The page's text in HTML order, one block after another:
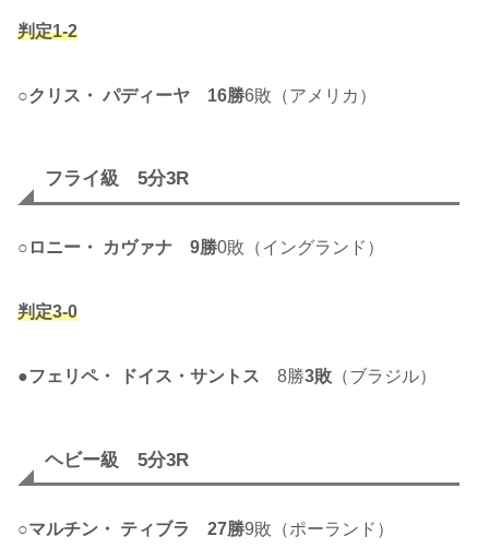
判定1-2
○クリス・ パディーヤ 16勝6敗（アメリカ）
フライ級 5分3R
○ ロニー・ カヴァナ 9勝0敗（イングランド）
判定3-0
●フェリペ・ ドイス・サントス 8勝3敗 （ブラジル）
ヘビー級 5分3R
○マルチン・ ティブラ 27勝9敗（ポーランド）